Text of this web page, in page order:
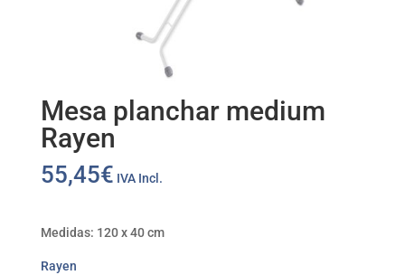
Mesa planchar medium
Rayen
55,45€ IVA Incl.
Medidas: 120 x 40 cm
Rayen